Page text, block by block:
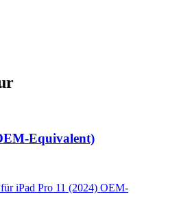
Equivalent)
iPad Pro 11 (2024) OEM-